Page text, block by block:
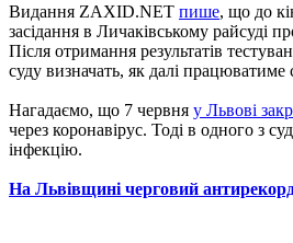
Видання ZAXID.NET пише, що до
засідання в Личаківському райсуді
Після отримання результатів
суду визначать, як далі працюватиме
Нагадаємо, що 7 червня у Львові
через коронавірус. Тоді в одного з
інфекцію.
На Львівщині черговий